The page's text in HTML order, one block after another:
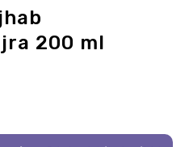
200 ml